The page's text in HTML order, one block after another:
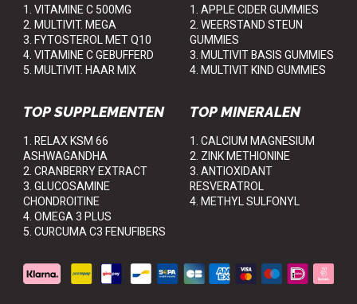
1. VITAMINE C 500MG
2. MULTIVIT. MEGA
3. FYTOSTEROL MET Q10
4. VITAMINE C GEBUFFERD
5. MULTIVIT. HAAR MIX
1. APPLE CIDER GUMMIES
2. WEERSTAND STEUN
GUMMIES
3. MULTIVIT BASIS GUMMIES
4. MULTIVIT KIND GUMMIES
TOP SUPPLEMENTEN
1. RELAX KSM 66
ASHWAGANDHA
2. CRANBERRY EXTRACT
3. GLUCOSAMINE
CHONDROITINE
4. OMEGA 3 PLUS
5. CURCUMA C3 FENUFIBERS
TOP MINERALEN
1. CALCIUM MAGNESIUM
2. ZINK METHIONINE
3. ANTIOXIDANT
RESVERATROL
4. METHYL SULFONYL